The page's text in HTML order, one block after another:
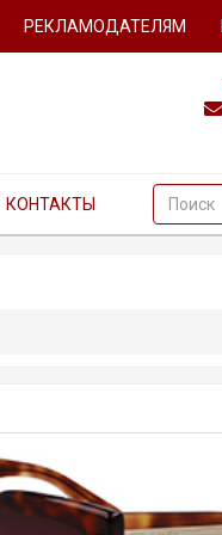
РЕКЛАМОДАТЕЛЯМ
КОНТАКТЫ